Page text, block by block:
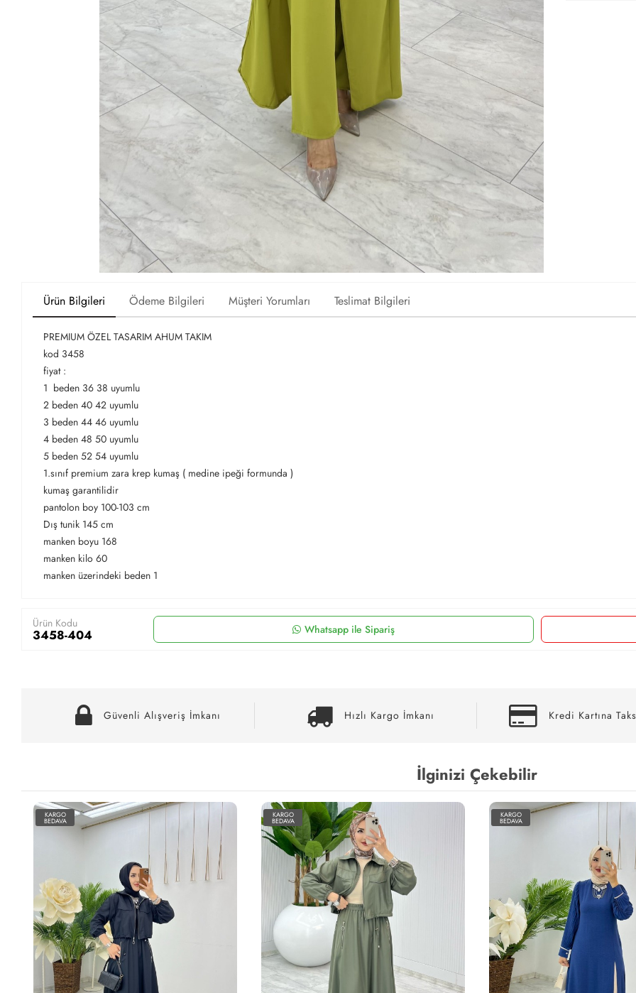
Ürün Bilgileri Ödeme Bilgileri Müşteri Yorumları Teslimat Bilgileri
PREMIUM ÖZEL TASARIM AHUM TAKIM
kod 3458
fiyat :
1 beden 36 38 uyumlu
2 beden 40 42 uyumlu
3 beden 44 46 uyumlu
4 beden 48 50 uyumlu
5 beden 52 54 uyumlu
1.sınıf premium zara krep kumaş ( medine ipeği formunda )
kumaş garantilidir
pantolon boy 100-103 cm
Dış tunik 145 cm
manken boyu 168
manken kilo 60
manken üzerindeki beden 1
Ürün Kodu
3458-404 Whatsapp ile Sipariş
Güvenli Alışveriş İmkanı Hızlı Kargo İmkanı Kredi Kartına
İlginizi Çekebilir
KARGO
BEDAVA
KARGO
BEDAVA
KARGO
BEDAVA